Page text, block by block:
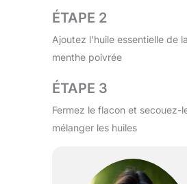
ÉTAPE 2
Ajoutez l’huile essentielle de
menthe poivrée
ÉTAPE 3
Fermez le flacon et secouez-
mélanger les huiles